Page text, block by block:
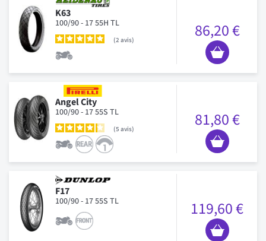
K63
100/90 - 17 55H TL
2 avis 86,20 €
Angel City
100/90 - 17 55S TL
5 avis 81,80 €
F17
100/90 - 17 55S TL 119,60 €